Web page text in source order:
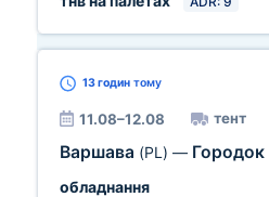
13 годин тому
11.08–12.08 тент
Варшава (PL) — Городок
обладнання